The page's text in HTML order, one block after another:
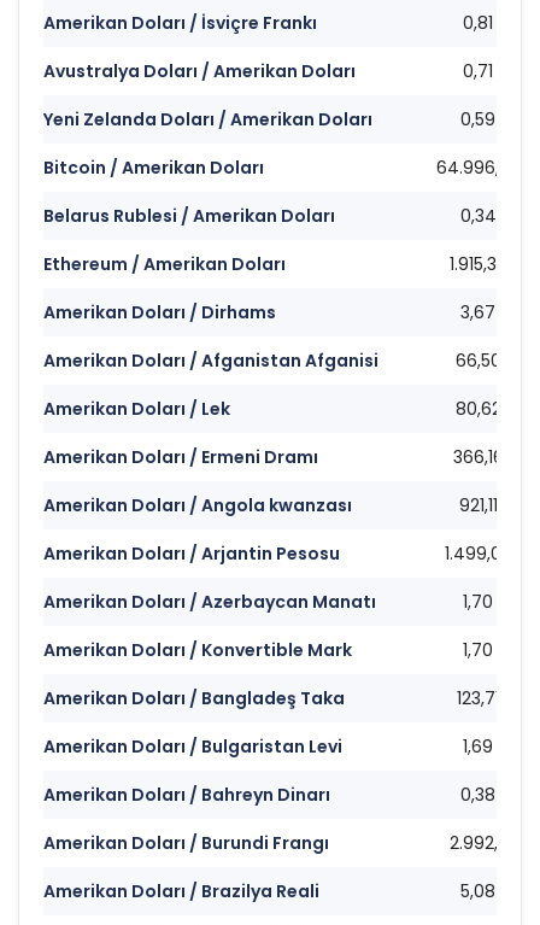
Amerikan Doları / İsviçre Frankı
0,81
Avustralya Doları / Amerikan Doları
0,71
Yeni Zelanda Doları / Amerikan Doları
0,59
Bitcoin / Amerikan Doları
64.996,43
Belarus Rublesi / Amerikan Doları
0,34
Ethereum / Amerikan Doları
1.915,36
Amerikan Doları / Dirhams
3,67
Amerikan Doları / Afganistan Afganisi
66,50
Amerikan Doları / Lek
80,62
Amerikan Doları / Ermeni Dramı
366,16
Amerikan Doları / Angola kwanzası
921,11
Amerikan Doları / Arjantin Pesosu
1.499,00
Amerikan Doları / Azerbaycan Manatı
1,70
Amerikan Doları / Konvertible Mark
1,70
Amerikan Doları / Bangladeş Taka
123,71
Amerikan Doları / Bulgaristan Levi
1,69
Amerikan Doları / Bahreyn Dinarı
0,38
Amerikan Doları / Burundi Frangı
2.992,11
Amerikan Doları / Brazilya Reali
5,08